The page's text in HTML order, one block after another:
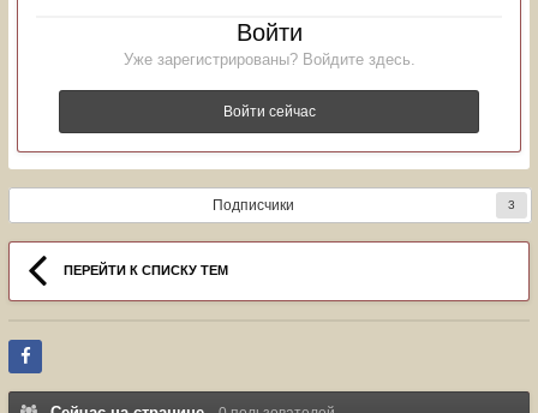
Войти
Уже зарегистрированы? Войдите здесь.
Войти сейчас
Подписчики 3
ПЕРЕЙТИ К СПИСКУ ТЕМ